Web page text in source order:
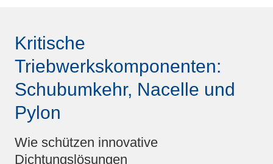
Kritische
Triebwerkskomponenten:
Schubumkehr, Nacelle und
Pylon
Wie schützen innovative
Dichtungslösungen